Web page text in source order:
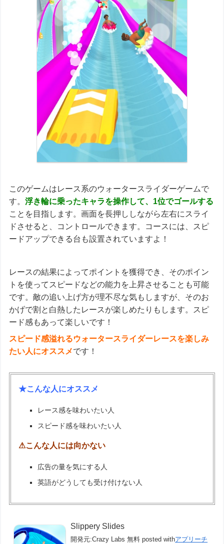
このゲームはレース系のウォータースライダーゲームで
す。浮き輪に乗ったキャラを操作して、1位でゴールする
ことを目指します。画面を長押ししながら左右にスライ
ドさせると、コントロールできます。コースには、スピ
ードアップできる台も設置されていますよ！
レースの結果によってポイントを獲得でき、そのポイン
トを使ってスピードなどの能力を上昇させることも可能
です。敵の追い上げ方が理不尽な気もしますが、そのお
かげで割と白熱したレースが楽しめたりもします。スピ
ード感もあって楽しいです！
スピード感溢れるウォータースライダーレースを楽しみ
たい人にオススメです！
★こんな人にオススメ
レース感を味わいたい人
スピード感を味わいたい人
⚠こんな人には向かない
広告の量を気にする人
英語がどうしても受け付けない人
Slippery Slides
開発元:Crazy Labs 無料 posted withアプリーチ